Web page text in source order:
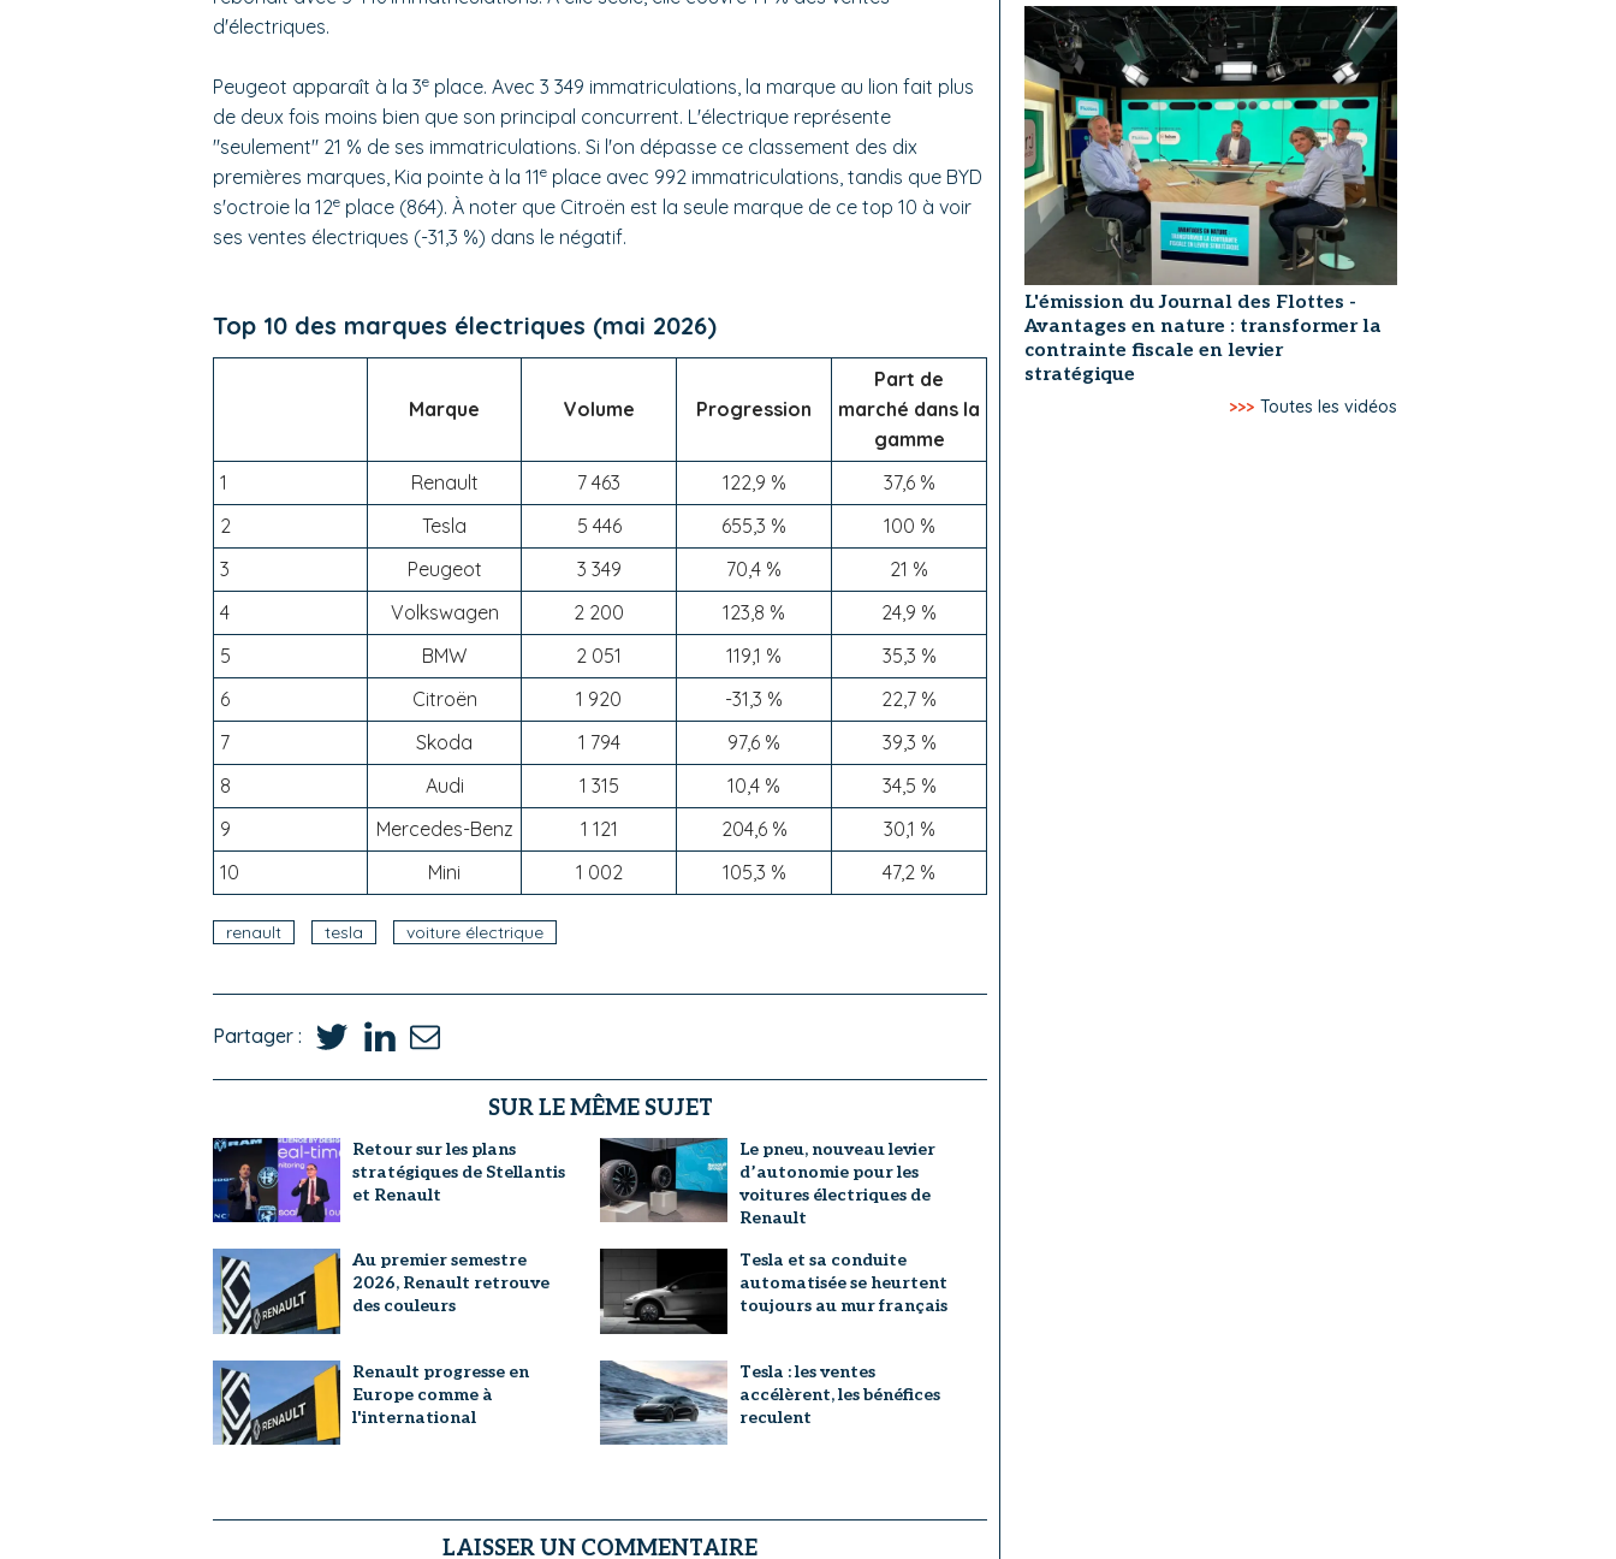
d'électriques.
Peugeot apparaît à la 3e place. Avec 3 349 immatriculations, la marque au lion fait plus
de deux fois moins bien que son principal concurrent. L'électrique représente
"seulement" 21 % de ses immatriculations. Si l'on dépasse ce classement des dix
premières marques, Kia pointe à la 11e place avec 992 immatriculations, tandis que BYD
s'octroie la 12e place (864). À noter que Citroën est la seule marque de ce top 10 à voir
ses ventes électriques (-31,3 %) dans le négatif.
Top 10 des marques électriques (mai 2026)
Marque Volume Progression
Part de
marché dans la
gamme
1
Renault 7 463 122,9 %
37,6 %
2
Tesla 5 446 655,3 %
100 %
3
Peugeot 3 349 70,4 %
21 %
4
Volkswagen 2 200 123,8 %
24,9 %
5
BMW 2 051 119,1 %
35,3 %
6
Citroën 1 920 -31,3 %
22,7 %
7
Skoda 1 794 97,6 %
39,3 %
8
Audi 1 315 10,4 %
34,5 %
9
Mercedes-Benz 1 121 204,6 %
30,1 %
10
Mini 1 002 105,3 % 47,2 %
renault tesla voiture électrique
Partager :
SUR LE MÊME SUJET
Retour sur les plans
stratégiques de Stellantis
et Renault
Le pneu, nouveau levier
d’autonomie pour les
voitures électriques de
Renault
Au premier semestre
2026, Renault retrouve
des couleurs
Tesla et sa conduite
automatisée se heurtent
toujours au mur français
Renault progresse en
Europe comme à
l'international
Tesla : les ventes
accélèrent, les bénéfices
reculent
LAISSER UN COMMENTAIRE
L'émission du Journal des Flottes -
Avantages en nature : transformer la
contrainte fiscale en levier
stratégique
>>> Toutes les vidéos